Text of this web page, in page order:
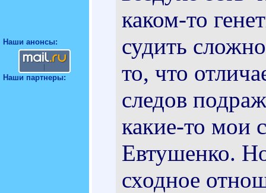
Наши анонсы:
Наши партнеры:
каком-то
судить
то, что
следов
какие-то мои
Евтушенко.
сходное